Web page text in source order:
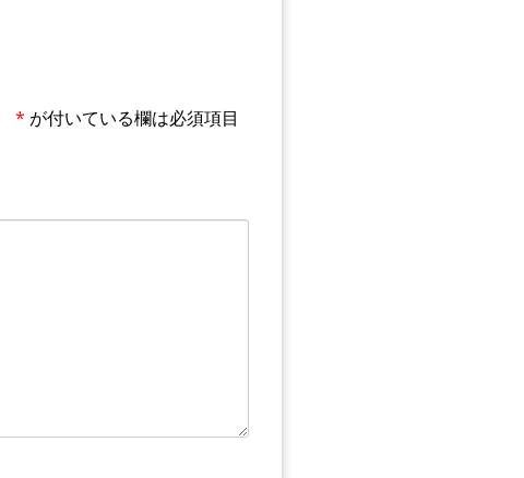
* が付いている欄は必須項目